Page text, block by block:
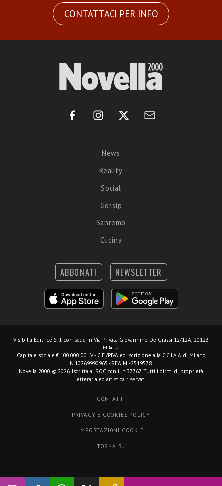
CONTATTACI PER INFO
News
Reality
Social
Gossip
Sanremo
Cucina
ABBONATI NEWSLETTER
Visibilia Editrice S.r.l. con sede in Via Privata Giovannino De Grassi 12/12A, 20123
Milano.
Capitale sociale € 100.000,00 I.V. - C.F./P.IVA ed iscrizione alla C.C.I.A.A. di Milano
N.10269990965 - REA MI-2519578.
Novella 2000 © 2026. Iscritta al ROC con il n.37767. Tutti i diritti di proprietà
letteraria ed artistica riservati.
CONTATTI
PRIVACY E COOKIES POLICY
IMPOSTAZIONI COOKIE
TORNA SU